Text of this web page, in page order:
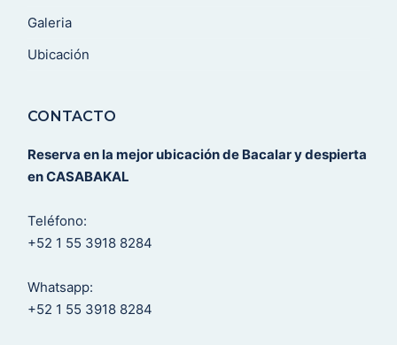
Galeria
Ubicación
CONTACTO
Reserva en la mejor ubicación de Bacalar y despierta
en CASABAKAL
Teléfono:
+52 1 55 3918 8284
Whatsapp:
+52 1 55 3918 8284